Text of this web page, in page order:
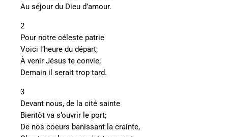
Au séjour du Dieu d’amour.
2
Pour notre céleste patrie
Voici l’heure du départ;
À venir Jésus te convie;
Demain il serait trop tard.
3
Devant nous, de la cité sainte
Bientôt va s’ouvrir le port;
De nos coeurs banissant la crainte,